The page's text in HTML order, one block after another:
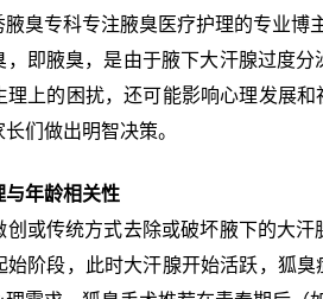
臭专科专注腋臭医疗护理的专业博
，即腋臭，是由于腋下大汗腺过度
理上的困扰，还可能影响心理发展
们做出明智决策。
与年龄相关性
创或传统方式去除或破坏腋下的大
始阶段，此时大汗腺开始活跃，狐